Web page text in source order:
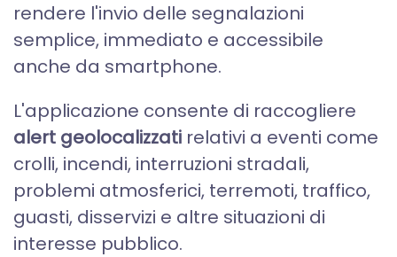
rendere l'invio delle segnalazioni
semplice, immediato e accessibile
anche da smartphone.
L'applicazione consente di raccogliere
alert geolocalizzati relativi a eventi come
crolli, incendi, interruzioni stradali,
problemi atmosferici, terremoti, traffico,
guasti, disservizi e altre situazioni di
interesse pubblico.